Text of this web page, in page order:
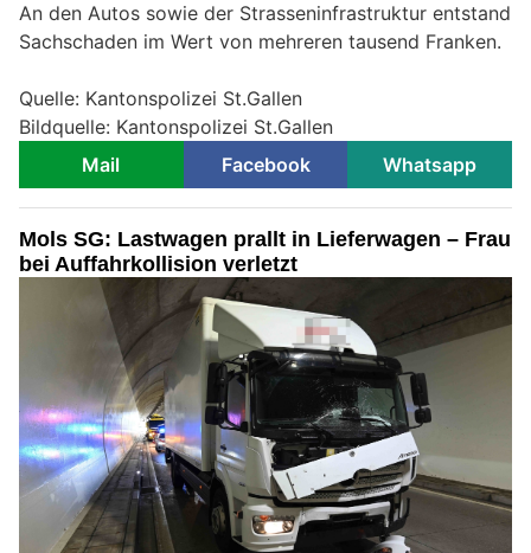
An den Autos sowie der Strasseninfrastruktur entstand
Sachschaden im Wert von mehreren tausend Franken.
Quelle: Kantonspolizei St.Gallen
Bildquelle: Kantonspolizei St.Gallen
Mail
Facebook Whatsapp
Mols SG: Lastwagen prallt in Lieferwagen – Frau
bei Auffahrkollision verletzt